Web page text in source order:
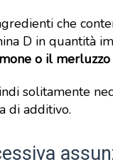
che
D in quantità
o il merluzzo
solitamente
di additivo.